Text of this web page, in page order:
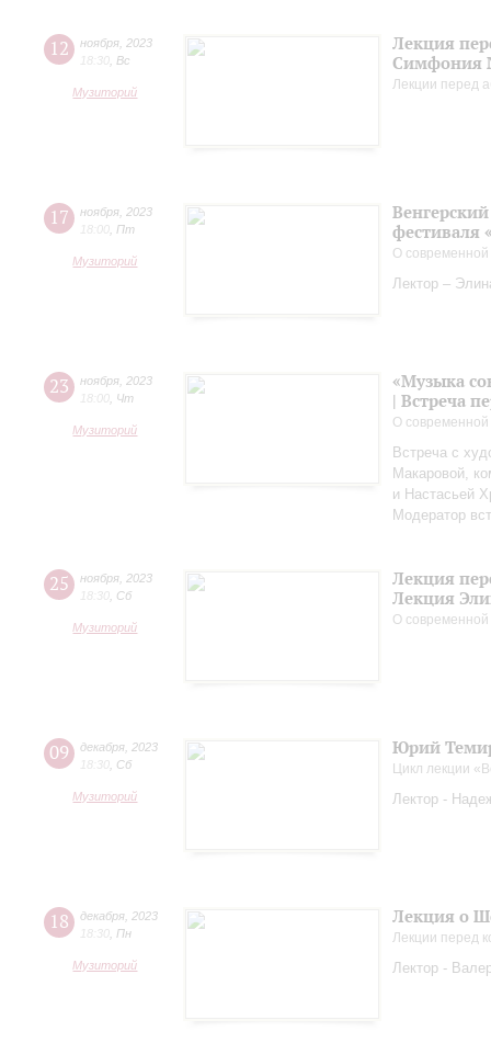
12 ноября 2023
18:30 Вс
Музиторий
Лекция
Симфония
Лекции перед
17 ноября 2023
18:00 Пт
Музиторий
фестиваля
О
Лектор –
23 ноября 2023
18:00 Чт
Музиторий
«Музыка
| Встреча
О
Встреча с
Макаровой,
и Настасьей
Модератор
25 ноября 2023
18:30 Сб
Музиторий
Лекция
Лекция
О
09 декабря 2023
18:30 Сб
Музиторий
Юрий
Цикл лекции
Лектор -
18 декабря 2023
18:30 Пн
Музиторий
Лекция о
Лекции перед
Лектор -